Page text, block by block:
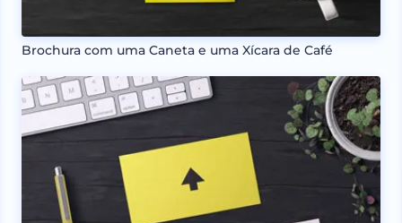
Brochura com uma Caneta e uma Xícara de Café